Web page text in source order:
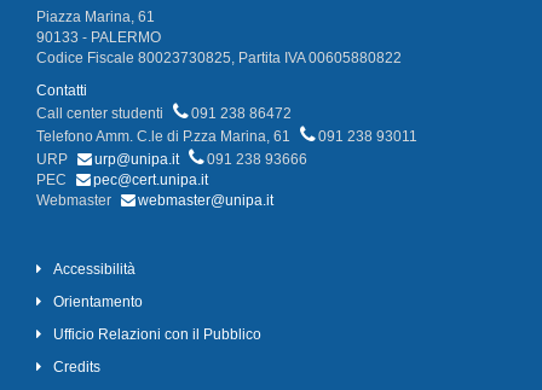
Piazza Marina, 61
90133 - PALERMO
Codice Fiscale 80023730825, Partita IVA 00605880822
Contatti
Call center studenti
091 238 86472
Telefono Amm. C.le di P.zza Marina, 61
091 238 93011
URP
urp@unipa.it
091 238 93666
PEC
pec@cert.unipa.it
Webmaster
webmaster@unipa.it
Accessibilità
Orientamento
Ufficio Relazioni con il Pubblico
Credits